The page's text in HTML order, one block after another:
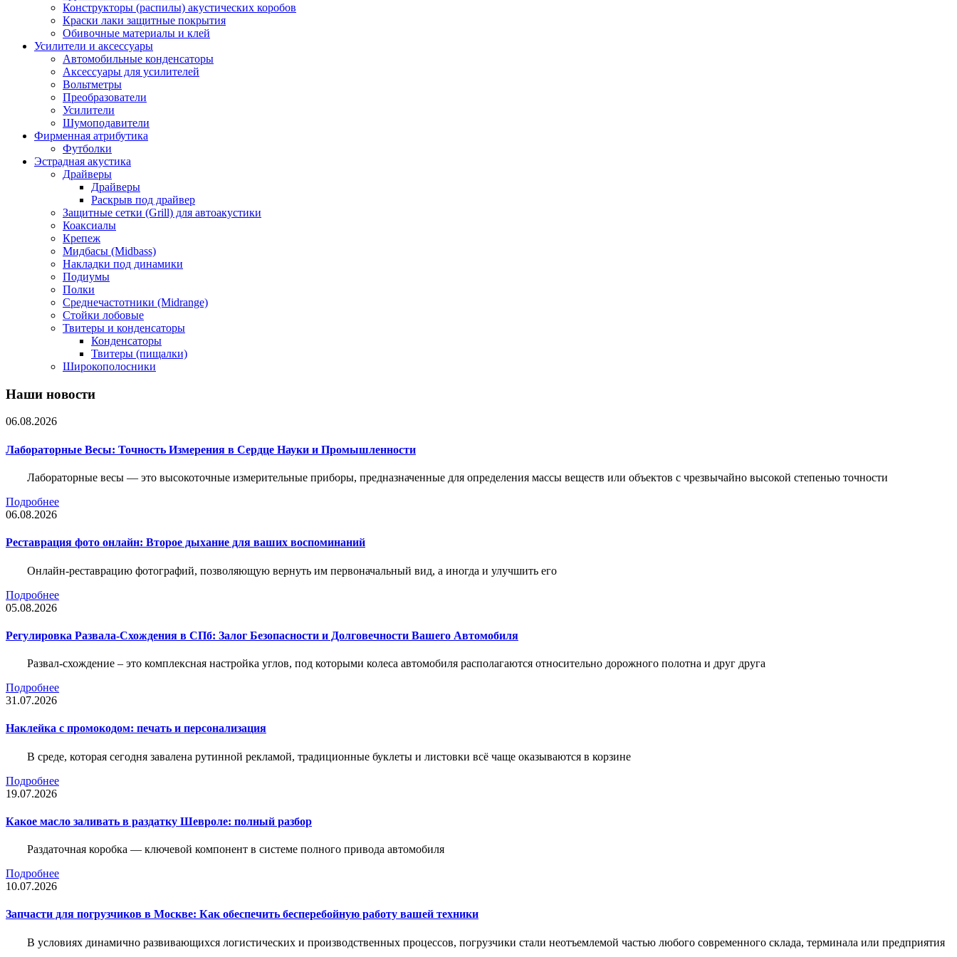
Конструкторы (распилы) акустических коробов
Краски лаки защитные покрытия
Обивочные материалы и клей
Усилители и аксессуары
Автомобильные конденсаторы
Аксессуары для усилителей
Вольтметры
Преобразователи
Усилители
Шумоподавители
Фирменная атрибутика
Футболки
Эстрадная акустика
Драйверы
Драйверы
Раскрыв под драйвер
Защитные сетки (Grill) для автоакустики
Коаксиалы
Крепеж
Мидбасы (Midbass)
Накладки под динамики
Подиумы
Полки
Среднечастотники (Midrange)
Стойки лобовые
Твитеры и конденсаторы
Конденсаторы
Твитеры (пищалки)
Широкополосники
Наши новости
06.08.2026
Лабораторные Весы: Точность Измерения в Сердце Науки и Промышленности
Лабораторные весы — это высокоточные измерительные приборы, предназначенные для определения массы веществ или объектов с чрезвычайно высокой степенью точности
Подробнее
06.08.2026
Реставрация фото онлайн: Второе дыхание для ваших воспоминаний
Онлайн-реставрацию фотографий, позволяющую вернуть им первоначальный вид, а иногда и улучшить его
Подробнее
05.08.2026
Регулировка Развала-Схождения в СПб: Залог Безопасности и Долговечности Вашего Автомобиля
Развал-схождение – это комплексная настройка углов, под которыми колеса автомобиля располагаются относительно дорожного полотна и друг друга
Подробнее
31.07.2026
Наклейка c промокодом: печать и персонализация
В среде, которая сегодня завалена рутинной рекламой, традиционные буклеты и листовки всё чаще оказываются в корзине
Подробнее
19.07.2026
Какое масло заливать в раздатку Шевроле: полный разбор
Раздаточная коробка — ключевой компонент в системе полного привода автомобиля
Подробнее
10.07.2026
Запчасти для погрузчиков в Москве: Как обеспечить бесперебойную работу вашей техники
В условиях динамично развивающихся логистических и производственных процессов, погрузчики стали неотъемлемой частью любого современного склада, терминала или предприятия